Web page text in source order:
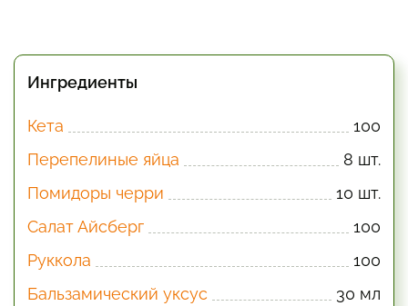
Ингредиенты
Кета
100
Перепелиные яйца
8 шт.
Помидоры черри
10 шт.
Салат Айсберг
100
Руккола
100
Бальзамический уксус
30 мл